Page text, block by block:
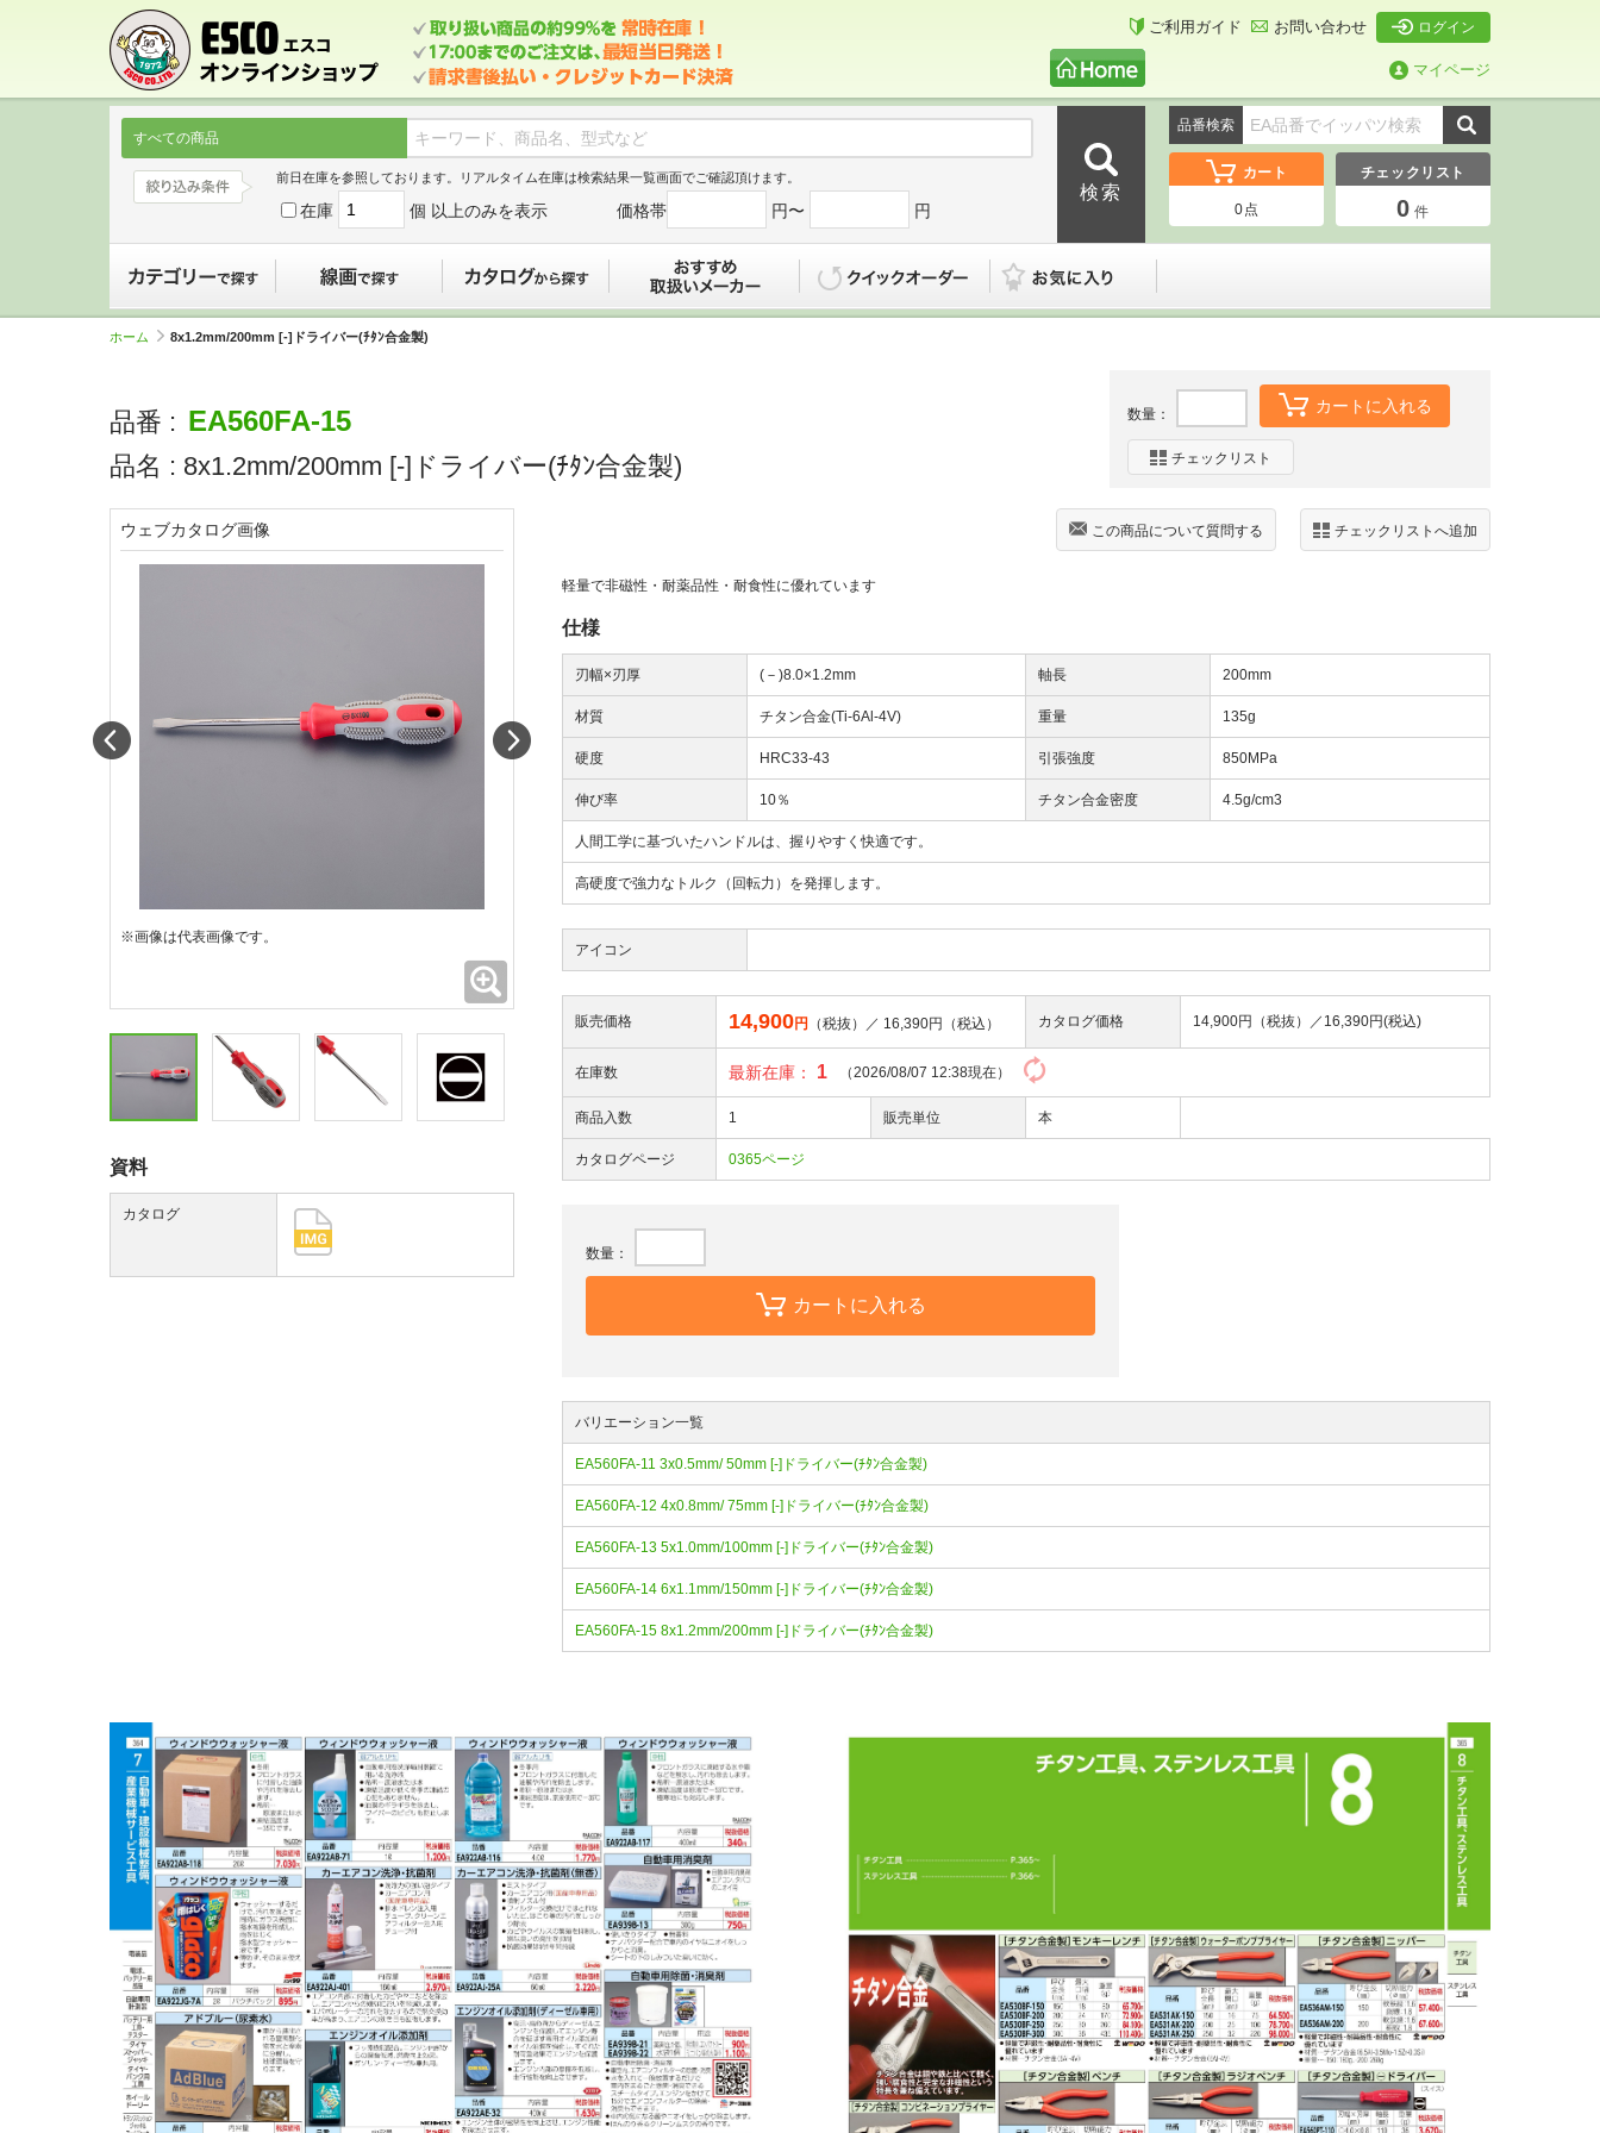
ご利用ガイド お問い合わせ ログイン
マイページ
すべての商品
前日在庫を参照しております。リアルタイム在庫は検索結果一覧画面でご確認頂けます。
在庫 個 以上のみを表示 価格帯 円〜 円
品番検索
カート
0点
チェックリスト
0 件
ホーム 8x1.2mm/200mm [-]ドライバー(ﾁﾀﾝ合金製)
品番 : EA560FA-15
品名 : 8x1.2mm/200mm [-]ドライバー(ﾁﾀﾝ合金製)
数量： カートに入れる
チェックリスト
チェックリストへ追加
この商品について質問する
軽量で非磁性・耐薬品性・耐食性に優れています
仕様
刃幅×刃厚 (－)8.0×1.2mm 軸長 200mm
材質 チタン合金(Ti-6Al-4V) 重量 135g
硬度 HRC33-43 引張強度 850MPa
伸び率 10％ チタン合金密度 4.5g/cm3
人間工学に基づいたハンドルは、握りやすく快適です。
高硬度で強力なトルク（回転力）を発揮します。
アイコン
販売価格 14,900円 （税抜）／ 16,390円（税込） カタログ価格 14,900円（税抜）／ 16,390円(税込)
在庫数 最新在庫： 1 （2026/08/07 12:38現在）
商品入数 1 販売単位 本
カタログページ 0365ページ
数量：
カートに入れる
バリエーション一覧
EA560FA-11 3x0.5mm/ 50mm [-]ドライバー(ﾁﾀﾝ合金製)
EA560FA-12 4x0.8mm/ 75mm [-]ドライバー(ﾁﾀﾝ合金製)
EA560FA-13 5x1.0mm/100mm [-]ドライバー(ﾁﾀﾝ合金製)
EA560FA-14 6x1.1mm/150mm [-]ドライバー(ﾁﾀﾝ合金製)
EA560FA-15 8x1.2mm/200mm [-]ドライバー(ﾁﾀﾝ合金製)
ウェブカタログ画像
※画像は代表画像です。
Prev
資料
カタログ